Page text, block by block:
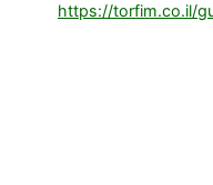
https://torfim.co.il/